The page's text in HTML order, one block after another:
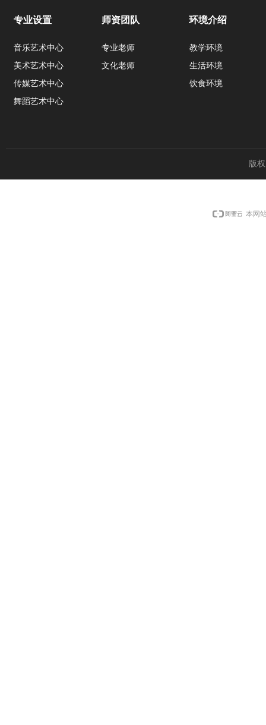
版
专业设置
音乐艺术中心
美术艺术中心
传媒艺术中心
舞蹈艺术中心
师资团队
专业老师
文化老师
环境介绍
教学环境
生活环境
饮食环境
本网